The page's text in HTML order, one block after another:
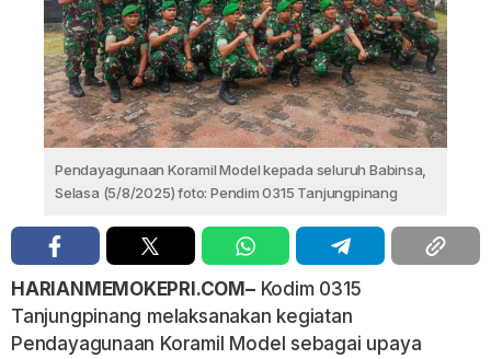
Pendayagunaan Koramil Model kepada seluruh Babinsa,
Selasa (5/8/2025) foto: Pendim 0315 Tanjungpinang
HARIANMEMOKEPRI.COM–Kodim 0315
Tanjungpinang melaksanakan kegiatan
Pendayagunaan Koramil Model sebagai upaya